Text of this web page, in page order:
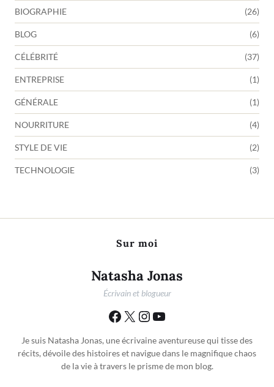
BIOGRAPHIE (26)
BLOG (6)
CÉLÉBRITÉ (37)
ENTREPRISE (1)
GÉNÉRALE (1)
NOURRITURE (4)
STYLE DE VIE (2)
TECHNOLOGIE (3)
Sur moi
Natasha Jonas
Écrivain et blogueur
Je suis Natasha Jonas, une écrivaine aventureuse qui tisse des
récits, dévoile des histoires et navigue dans le magnifique chaos
de la vie à travers le prisme de mon blog.